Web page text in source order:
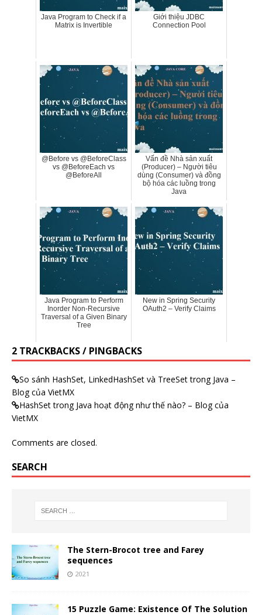
Java Program to Check if a
Matrix is Invertible
Giới thiệu JDBC
Connection Pool
@Before vs @BeforeClass
vs @BeforeEach vs
@BeforeAll
Vấn đề Nhà sản xuất
(Producer) – Người tiêu
dùng (Consumer) và đồng
bộ hóa các luồng trong
Java
Java Program to Perform
Inorder Non-Recursive
Traversal of a Given Binary
Tree
New in Spring Security
OAuth2 – Verify Claims
2 TRACKBACKS / PINGBACKS
So sánh HashSet, LinkedHashSet và TreeSet trong Java –
Blog của VietMX
HashSet trong Java hoạt động như thế nào? – Blog của
VietMX
Comments are closed.
SEARCH
The Stern-Brocot tree and Farey
sequences
2021
15 Puzzle Game: Existence Of The Solution